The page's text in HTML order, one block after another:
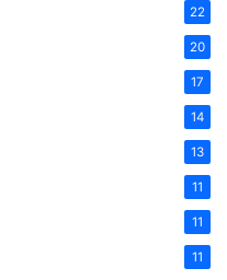
22
20
17
14
13
11
11
11